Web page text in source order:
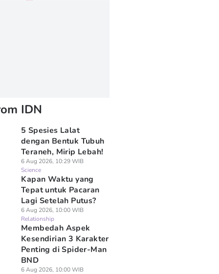
IDN
5 Spesies Lalat
dengan Bentuk Tubuh
Teraneh, Mirip Lebah!
6 Aug 2026, 10:29 WIB
Science
⁠Kapan Waktu yang
Tepat untuk Pacaran
Lagi Setelah Putus?
6 Aug 2026, 10:00 WIB
Relationship
Membedah Aspek
Kesendirian 3 Karakter
Penting di Spider-Man
BND
6 Aug 2026, 10:00 WIB